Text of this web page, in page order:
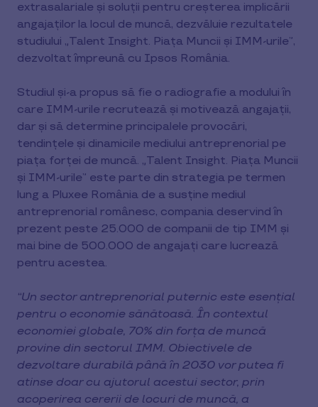
extrasalariale şi soluţii pentru creşterea implicării
angajaţilor la locul de muncă, dezvăluie rezultatele
studiului „Talent Insight. Piața Muncii și IMM-urile”,
dezvoltat împreună cu Ipsos România.
Studiul și-a propus să fie o radiografie a modului în
care IMM-urile recrutează și motivează angajații,
dar și să determine principalele provocări,
tendințele și dinamicile mediului antreprenorial pe
piața forței de muncă. „Talent Insight. Piața Muncii
și IMM-urile” este parte din strategia pe termen
lung a Pluxee România de a susține mediul
antreprenorial românesc, compania deservind în
prezent peste 25.000 de companii de tip IMM și
mai bine de 500.000 de angajați care lucrează
pentru acestea.
“Un sector antreprenorial puternic este esențial
pentru o economie sănătoasă. În contextul
economiei globale, 70% din forța de muncă
provine din sectorul IMM. Obiectivele de
dezvoltare durabilă până în 2030 vor putea fi
atinse doar cu ajutorul acestui sector, prin
acoperirea cererii de locuri de muncă, a